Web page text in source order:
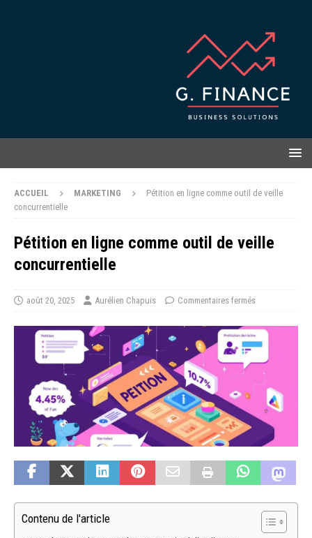
ACCUEIL MARKETING
Pétition en ligne comme outil de veille
concurrentielle
Pétition en ligne comme outil de veille
concurrentielle
août 20, 2025 Aurélien Chapuis Commentaires fermés
Contenu de l'article